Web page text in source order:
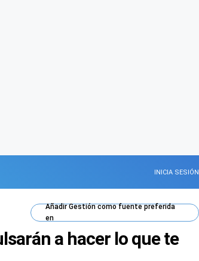
INICIA SESIÓN
AñadirGestióncomo fuente preferida
en
a hacer lo que te